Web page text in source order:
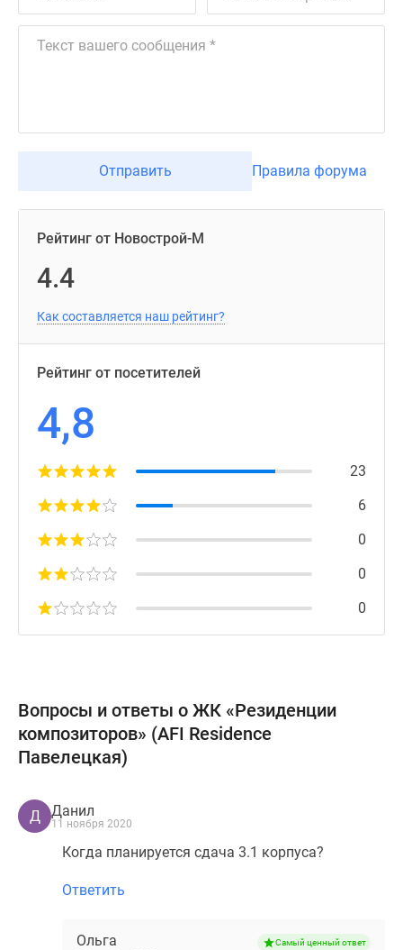
Отправить Правила форума
Рейтинг от Новострой-М
4.4
Как составляется наш рейтинг?
Рейтинг от посетителей
4,8
23
6
0
0
0
Вопросы и ответы о ЖК «Резиденции
композиторов» (AFI Residence
Павелецкая)
Д Данил
11 ноября 2020
Когда планируется сдача 3.1 корпуса?
Ответить
Ольга Самый ценный ответ